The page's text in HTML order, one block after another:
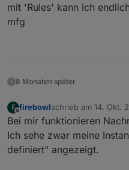
mit 'Rules' kann ich
mfg
8 Monaten später
F
Offline
firebowlschrieb am 14. Okt.
zuletzt editiert von
Bei mir funktionieren
Ich sehe zwar meine
definiert" angezeigt.